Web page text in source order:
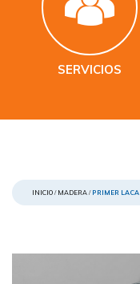
SERVICIOS
INICIO / MADERA / PRIMER LACA